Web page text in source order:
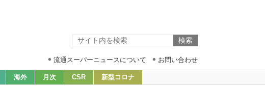
流通スーパーニュースについて お問い合わせ
海外 月次 CSR 新型コロナ